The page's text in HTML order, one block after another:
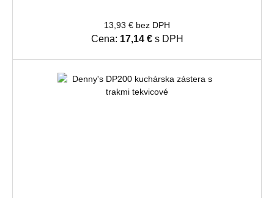
13,93 € bez DPH
Cena: 17,14 €s DPH